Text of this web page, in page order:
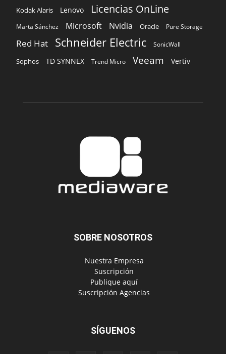
Kodak Alaris Lenovo Licencias OnLine
Marta Sánchez Microsoft Nvidia Oracle Pure Storage
Red Hat Schneider Electric SonicWall
Sophos TD SYNNEX Trend Micro Veeam Vertiv
SOBRE NOSOTROS
‎ Nuestra Empresa
‎ Suscripción
‎ Publique aquí
‎ Suscripción Agencias
SÍGUENOS